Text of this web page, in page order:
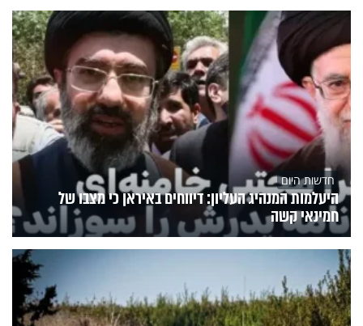
חדשות היום
היעלמות המנהיג העליון: דיווחים באיראן כי מצבו של
חמינאי קשה